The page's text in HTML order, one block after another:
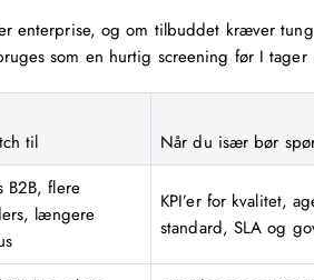
enterprise, og om tilbuddet kræver tung
som en hurtig screening før I tager
til Når du især bør
B2B, flere
længere
KPI’er for kvalitet,
standard, SLA og